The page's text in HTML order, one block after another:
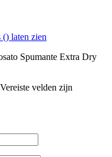
laten zien
Spumante Extra Dry
Vereiste velden zijn